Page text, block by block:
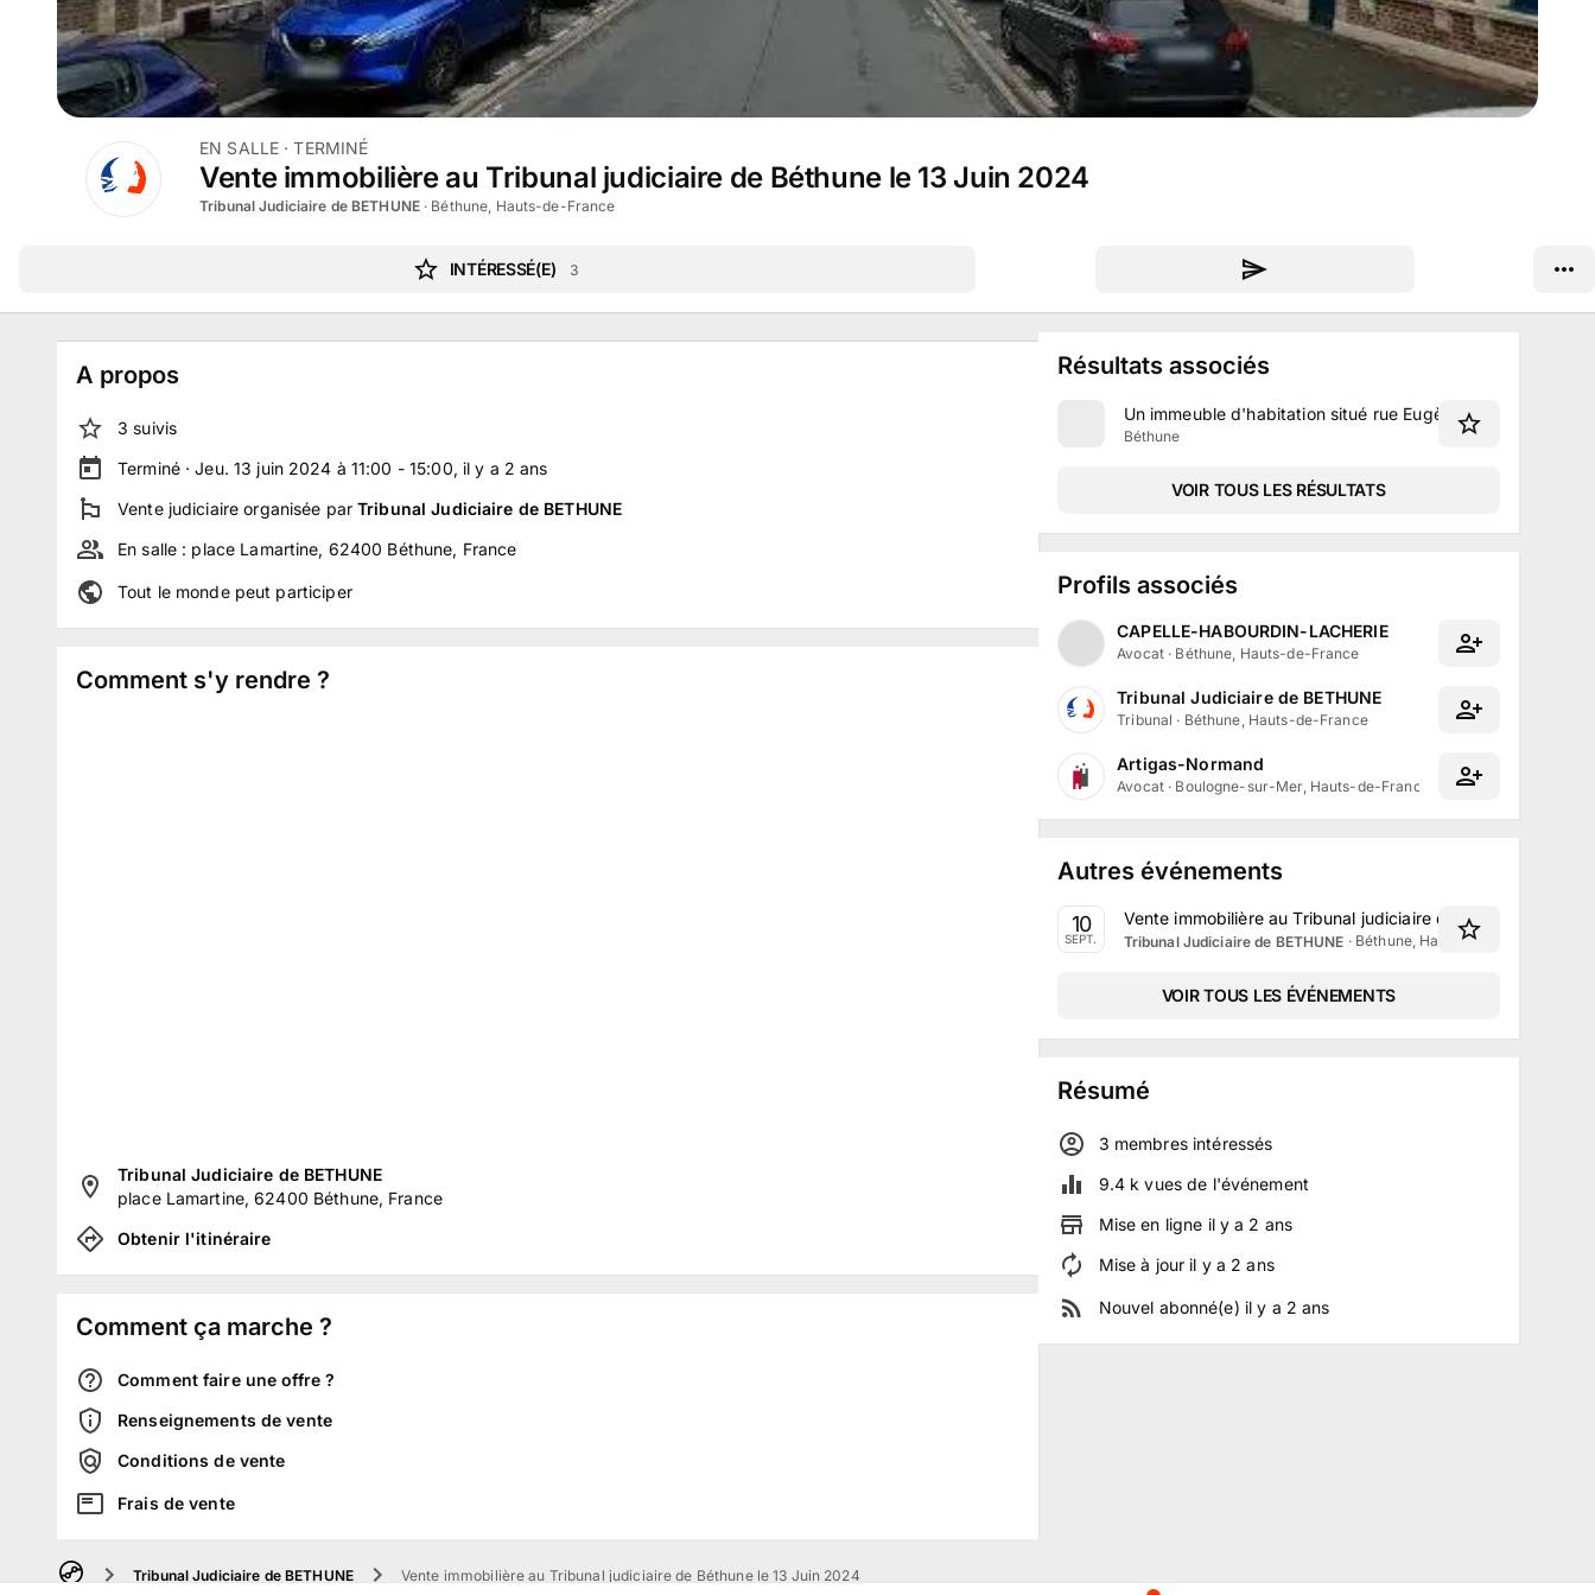
EN SALLE · TERMINÉ
Vente immobilière au Tribunal judiciaire de Béthune le 13 Juin 2024
Tribunal Judiciaire de BETHUNE· Béthune, Hauts-de-France
INTÉRESSÉ(E) 3
A propos
3 suivis
Terminé ·Jeu. 13 juin 2024 à 11:00 - 15:00, il y a 2 ans
Vente judiciaire organisée parTribunal Judiciaire de BETHUNE
En salle : place Lamartine, 62400 Béthune, France
Tout le monde peut participer
Comment s'y rendre ?
Tribunal Judiciaire de BETHUNE
place Lamartine, 62400 Béthune, France
Obtenir l'itinéraire
Comment ça marche ?
Comment faire une offre ?
Renseignements de vente
Conditions de vente
Frais de vente
Résultats associés
Un immeuble d'habitation situé rue Eugène Haynaut à
Béthune
VOIR TOUS LES RÉSULTATS
Profils associés
CAPELLE-HABOURDIN-LACHERIE
Avocat · Béthune, Hauts-de-France
Tribunal Judiciaire de BETHUNE
Tribunal · Béthune, Hauts-de-France
Artigas-Normand
Avocat · Boulogne-sur-Mer, Hauts-de-France
Autres événements
10
SEPT.
Vente immobilière au Tribunal judiciaire de Béthune le 10
Tribunal Judiciaire de BETHUNE · Béthune, Hauts-de-France
VOIR TOUS LES ÉVÉNEMENTS
Résumé
3 membresintéressés
9.4 k vues de l'événement
Mise en ligne il y a 2 ans
Mise à jour il y a 2 ans
Nouvel abonné(e) il y a 2 ans
Tribunal Judiciaire de BETHUNE Vente immobilière au Tribunal judiciaire de Béthune le 13 Juin 2024